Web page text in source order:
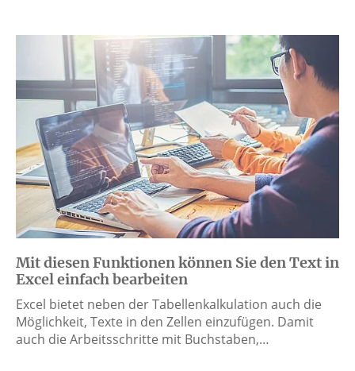
Mit diesen Funktionen können Sie den Text in
Excel einfach bearbeiten
Excel bietet neben der Tabellenkalkulation auch die
Möglichkeit, Texte in den Zellen einzufügen. Damit
auch die Arbeitsschritte mit Buchstaben,…